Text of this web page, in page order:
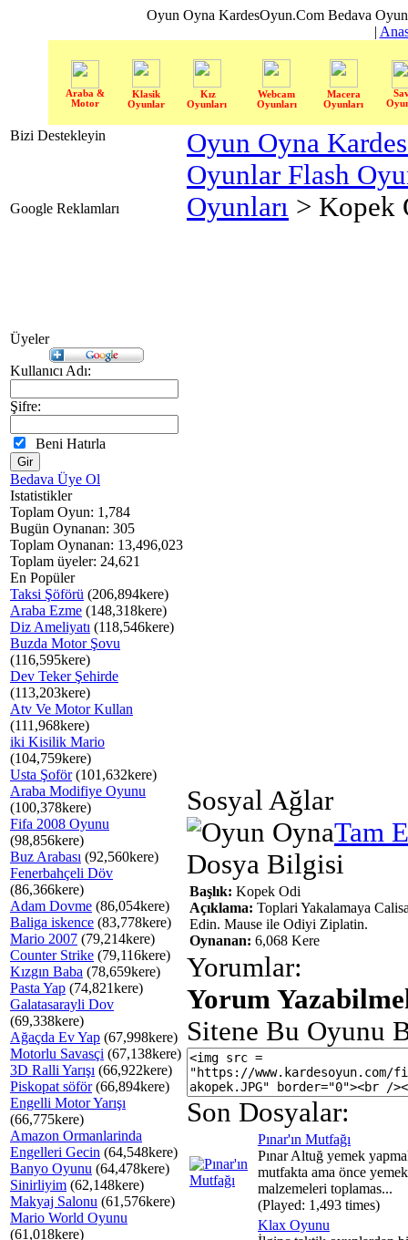
Oyun Oyna KardesOyun.Com Bedava
|
Araba &
Motor
Klasik
Oyunlar
Kız
Oyunları
Webcam
Oyunları
Macera
Oyunları
Bizi Destekleyin
Google Reklamları
Üyeler
Kullanıcı Adı:
Şifre:
Beni Hatırla
Bedava Üye Ol
Istatistikler
Toplam Oyun: 1,784
Bugün Oynanan: 305
Toplam Oynanan: 13,496,023
Toplam üyeler: 24,621
En Popüler
Taksi Şöförü (206,894kere)
Araba Ezme (148,318kere)
Diz Ameliyatı (118,546kere)
Buzda Motor Şovu
(116,595kere)
Dev Teker Şehirde
(113,203kere)
Atv Ve Motor Kullan
(111,968kere)
iki Kisilik Mario
(104,759kere)
Usta Şoför(101,632kere)
Araba Modifiye Oyunu
(100,378kere)
Fifa 2008 Oyunu
(98,856kere)
Buz Arabası (92,560kere)
Fenerbahçeli Döv
(86,366kere)
Adam Dovme (86,054kere)
Baliga iskence (83,778kere)
Mario 2007 (79,214kere)
Counter Strike (79,116kere)
Kızgın Baba (78,659kere)
Pasta Yap (74,821kere)
Galatasarayli Dov
(69,338kere)
Ağaçda Ev Yap (67,998kere)
Motorlu Savasçi (67,138kere)
3D Ralli Yarışı (66,922kere)
Piskopat söför(66,894kere)
Engelli Motor Yarışı
(66,775kere)
Amazon Ormanlarinda
Engelleri Gecin (64,548kere)
Banyo Oyunu (64,478kere)
Sinirliyim (62,148kere)
Makyaj Salonu (61,576kere)
Mario World Oyunu
(61,018kere)
Oyun Oyna
Oyunlar Flash
Oyunları > Kopek
Sosyal Ağlar
Tam
Dosya Bilgisi
Başlık: Kopek Odi
Açıklama: Toplari Yakalamaya
Edin. Mause ile Odiyi Ziplatin.
Oynanan: 6,068 Kere
Yorumlar:
Yorum
Sitene Bu Oyunu
Son Dosyalar:
Pınar'ın Mutfağı
Pınar Altuğ yemek
mutfakta ama önce
malzemeleri toplamas...
(Played: 1,493 times)
Klax Oyunu